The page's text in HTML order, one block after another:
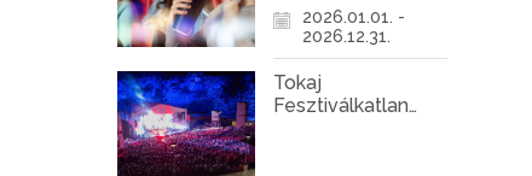
2026.01.01. -
2026.12.31.
Tokaj
Fesztiválkatlan